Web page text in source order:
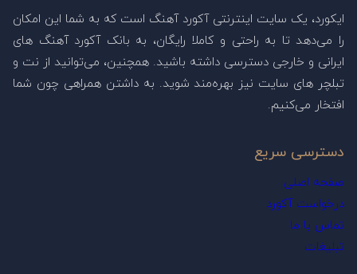
ایکورد، یک سایت اینترنتی آکورد آهنگ است که به شما این امکان
را می‌دهد تا به راحتی و کاملا رایگان، به بانک آکورد آهنگ های
ایرانی و خارجی دسترسی داشته باشید. همچنین، می‌توانید از نت و
تبلچر های سایت نیز بهره‌مند شوید. به داشتن همراهی چون شما
افتخار می‌کنیم.
دسترسی سریع
صفحه اصلی
درخواست آکورد
تماس با ما
تبلیغات